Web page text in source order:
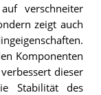
verschneiter
zeigt auch
Komponenten
dieser
Stabilität des